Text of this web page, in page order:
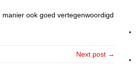
ook goed vertegenwoordigd
Next post →